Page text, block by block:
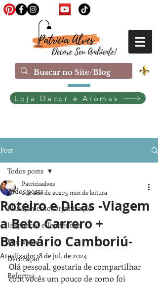
Loja Decor e Aromas
Post
Todos posts
Planejamento/Organização
Inspiração e Tendências
Motivação
Decoração
Reforma
Todos posts
Roteiro e Dicas -Viagem
a Beto Carrero +
Balneário Camboriú-
Patriciaalves
1 de abr. de 2021 5 min de leitura
Atualizado:18 de jul. de 2024
Olá pessoal, gostaria de compartilhar
com vocês um pouco de como foi